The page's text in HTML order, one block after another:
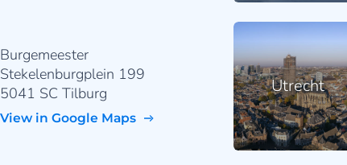
Burgemeester
Stekelenburgplein 199
5041 SC Tilburg
View in Google Maps
Utrecht